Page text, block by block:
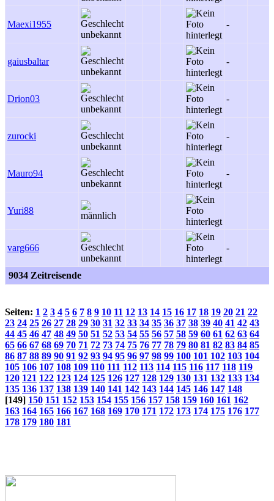
Maexi1955 -
gaiusbaltar -
Drion03 -
zurocki -
Mauro94 -
Yuri88
varg666 -
9034 Zeitreisende
Seiten: 1 2 3 4 5 6 7 8 9 10 11 12 13 14 15 16 17 18 19 20 21 22
23 24 25 26 27 28 29 30 31 32 33 34 35 36 37 38 39 40 41 42 43
44 45 46 47 48 49 50 51 52 53 54 55 56 57 58 59 60 61 62 63 64
65 66 67 68 69 70 71 72 73 74 75 76 77 78 79 80 81 82 83 84 85
86 87 88 89 90 91 92 93 94 95 96 97 98 99 100 101 102 103 104
105 106 107 108 109 110 111 112 113 114 115 116 117 118 119
120 121 122 123 124 125 126 127 128 129 130 131 132 133 134
135 136 137 138 139 140 141 142 143 144 145 146 147 148
[149] 150 151 152 153 154 155 156 157 158 159 160 161 162
163 164 165 166 167 168 169 170 171 172 173 174 175 176 177
178 179 180 181